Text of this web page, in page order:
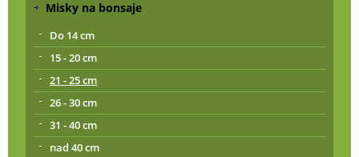
Misky na bonsaje
Do 14 cm
15 - 20 cm
21 - 25 cm
26 - 30 cm
31 - 40 cm
nad 40 cm